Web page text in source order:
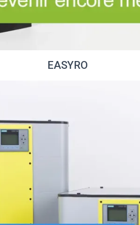
EASYRO